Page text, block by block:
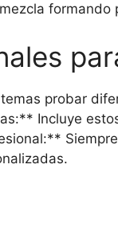
probar
Incluye